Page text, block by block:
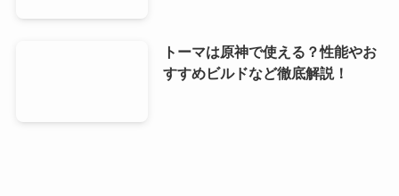
トーマは原神で使える？性能やお
すすめビルドなど徹底解説！